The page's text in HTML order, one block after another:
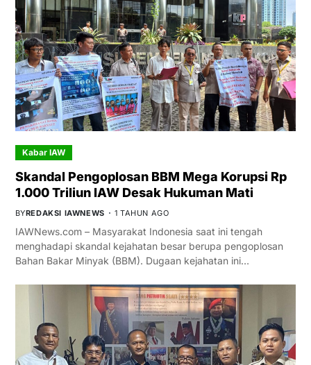
Kabar IAW
Skandal Pengoplosan BBM Mega Korupsi Rp
1.000 Triliun IAW Desak Hukuman Mati
BYREDAKSI IAWNEWS 1 TAHUN AGO
IAWNews.com – Masyarakat Indonesia saat ini tengah
menghadapi skandal kejahatan besar berupa pengoplosan
Bahan Bakar Minyak (BBM). Dugaan kejahatan ini…